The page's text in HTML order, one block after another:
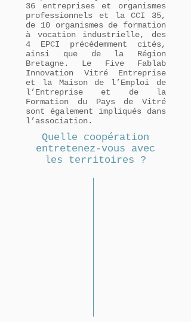
36 entreprises et organismes
professionnels et la CCI 35,
de 10 organismes de formation
à vocation industrielle, des
4 EPCI précédemment cités,
ainsi que de la Région
Bretagne. Le Five Fablab
Innovation Vitré Entreprise
et la Maison de l’Emploi de
l’Entreprise et de la
Formation du Pays de Vitré
sont également impliqués dans
l’association.
Quelle coopération
entretenez-vous avec
les territoires ?